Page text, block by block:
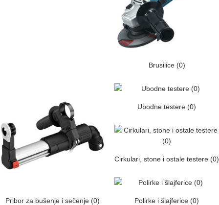
Brusilice (0)
Pribor za bušenje i sečenje (0)
Ubodne testere (0)
Cirkulari, stone i ostale testere (0)
Polirke i šlajferice (0)